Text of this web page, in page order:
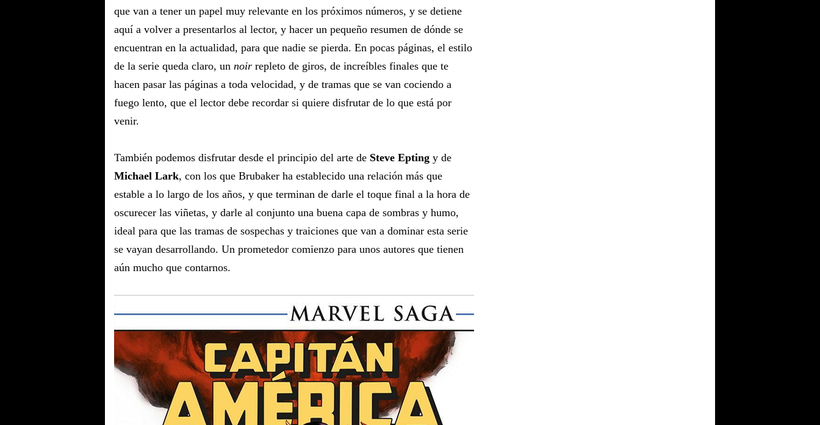
que van a tener un papel muy relevante en los próximos números, y se detiene
aquí a volver a presentarlos al lector, y hacer un pequeño resumen de dónde se
encuentran en la actualidad, para que nadie se pierda. En pocas páginas, el estilo
de la serie queda claro, un noir repleto de giros, de increíbles finales que te
hacen pasar las páginas a toda velocidad, y de tramas que se van cociendo a
fuego lento, que el lector debe recordar si quiere disfrutar de lo que está por
venir.
También podemos disfrutar desde el principio del arte de Steve Epting y de
Michael Lark, con los que Brubaker ha establecido una relación más que
estable a lo largo de los años, y que terminan de darle el toque final a la hora de
oscurecer las viñetas, y darle al conjunto una buena capa de sombras y humo,
ideal para que las tramas de sospechas y traiciones que van a dominar esta serie
se vayan desarrollando. Un prometedor comienzo para unos autores que tienen
aún mucho que contarnos.